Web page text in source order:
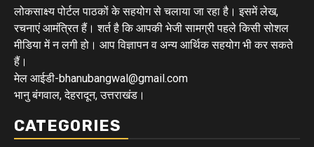
लोकसाक्ष्य पोर्टल पाठकों के सहयोग से चलाया जा रहा है। इसमें लेख,
रचनाएं आमंत्रित हैं। शर्त है कि आपकी भेजी सामग्री पहले किसी सोशल
मीडिया में न लगी हो। आप विज्ञापन व अन्य आर्थिक सहयोग भी कर सकते
हैं।
मेल आईडी-bhanubangwal@gmail.com
भानु बंगवाल, देहरादून, उत्तराखंड।
CATEGORIES